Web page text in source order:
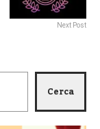
Next Post
Cerca